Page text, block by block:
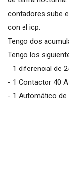
contadores sube
con el icp.
Tengo dos
Tengo los
- 1 diferencial de
- 1 Contactor 40 A
- 1 Automático de